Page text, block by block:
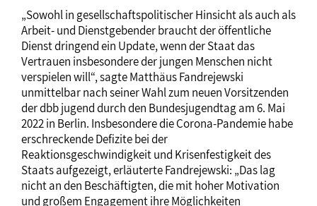
„Sowohl in gesellschaftspolitischer Hinsicht als auch als
Arbeit- und Dienstgebender braucht der öffentliche
Dienst dringend ein Update, wenn der Staat das
Vertrauen insbesondere der jungen Menschen nicht
verspielen will“, sagte Matthäus Fandrejewski
unmittelbar nach seiner Wahl zum neuen Vorsitzenden
der dbb jugend durch den Bundesjugendtag am 6. Mai
2022 in Berlin. Insbesondere die Corona-Pandemie habe
erschreckende Defizite bei der
Reaktionsgeschwindigkeit und Krisenfestigkeit des
Staats aufgezeigt, erläuterte Fandrejewski: „Das lag
nicht an den Beschäftigten, die mit hoher Motivation
und großem Engagement ihre Möglichkeiten